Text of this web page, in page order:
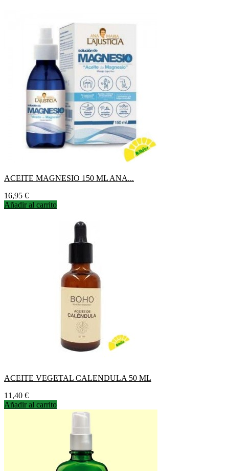
ACEITE MAGNESIO 150 ML ANA...
Precio
16,95 €
Añadir al carrito
ACEITE VEGETAL CALENDULA 50 ML
Precio
11,40 €
Añadir al carrito